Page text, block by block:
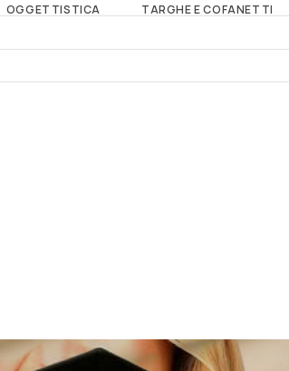
OGGETTISTICA TARGHE E COFANETTI